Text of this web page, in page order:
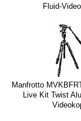
Fluid-
Manfrotto
Live Kit Twist